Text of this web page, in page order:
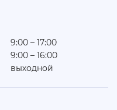
9:00 – 17:00
9:00 – 16:00
выходной